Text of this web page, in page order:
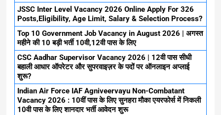
JSSC Inter Level Vacancy 2026 Online Apply For 326
Posts,Eligibility, Age Limit, Salary & Selection Process?
Top 10 Government Job Vacancy in August 2026 | अगस्त
महीने की 10 बड़ी भर्ती 10वी,12वी पास के लिए
CSC Aadhar Supervisor Vacancy 2026 | 12वी पास सीधी
बहाली आधार ऑपरेटर और सुपरवाइज़र के पदों पर ऑनलाइन अप्लाई
शुरू?
Indian Air Force IAF Agniveervayu Non-Combatant
Vacancy 2026 : 10वीं पास के लिए सुनहरा मौका एयरफोर्स में निकली
10वी पास के लिए शानदार भर्ती आवेदन शुरू